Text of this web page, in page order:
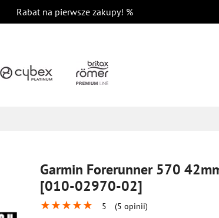
Rabat na pierwsze zakupy! %
Garmin Forerunner 570
[010-02970-02]
★★★★★ 5 (5 opinii)